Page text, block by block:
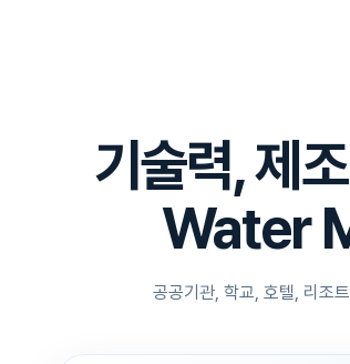
기술력, 제
Water
공공기관, 학교, 호텔, 리조